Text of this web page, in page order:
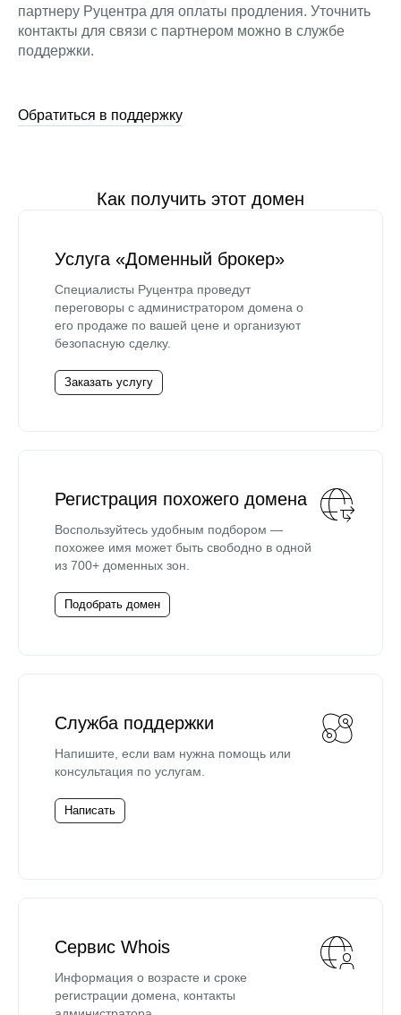
партнеру Руцентра для оплаты продления. Уточнить
контакты для связи с партнером можно в службе
поддержки.
Обратиться в поддержку
Как получить этот домен
Услуга «Доменный брокер»
Специалисты Руцентра проведут
переговоры с администратором домена о
его продаже по вашей цене и организуют
безопасную сделку.
Заказать услугу
Регистрация похожего домена
Воспользуйтесь удобным подбором —
похожее имя может быть свободно в одной
из 700+ доменных зон.
Подобрать домен
Служба поддержки
Напишите, если вам нужна помощь или
консультация по услугам.
Написать
Сервис Whois
Информация о возрасте и сроке
регистрации домена, контакты